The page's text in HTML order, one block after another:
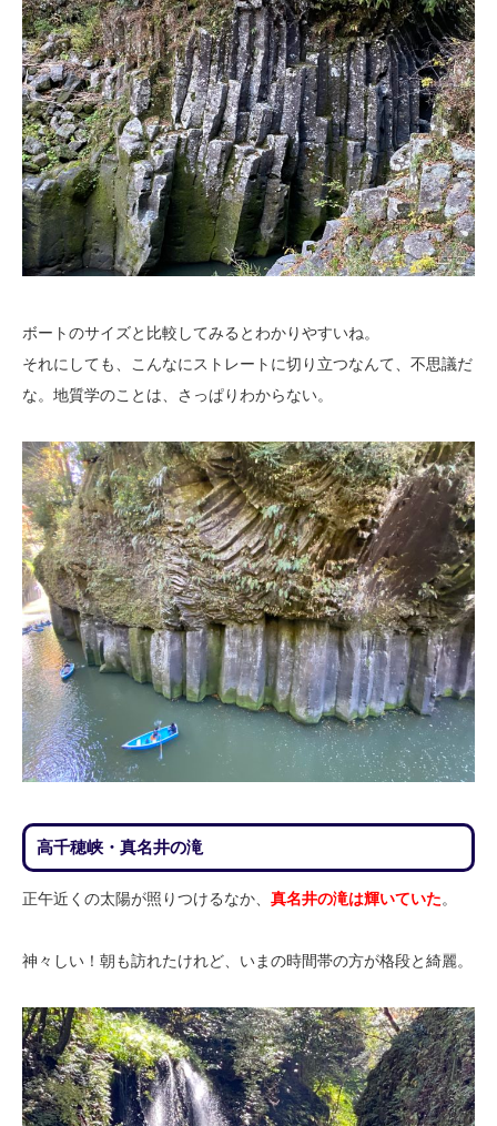
ボートのサイズと比較してみるとわかりやすいね。
それにしても、こんなにストレートに切り立つなんて、不思議だ
な。地質学のことは、さっぱりわからない。
高千穂峡・真名井の滝
正午近くの太陽が照りつけるなか、 真名井の滝は輝いていた。
神々しい！朝も訪れたけれど、いまの時間帯の方が格段と綺麗。